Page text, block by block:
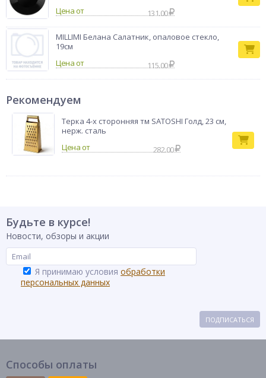
Цена от
131.00
MILLIMI Белана Салатник, опаловое стекло,
19см
Цена от
115.00
Рекомендуем
Терка 4-х сторонняя тм SATOSHI Голд, 23 см,
нерж. сталь
282.00
Будьте в курсе!
Новости, обзоры и акции
Я принимаю условия обработки
персональных данных
ПОДПИСАТЬСЯ
Способы оплаты